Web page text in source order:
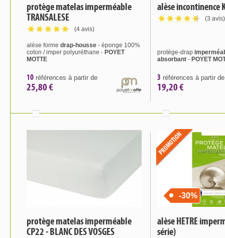
protège matelas imperméable
TRANSALESE
(4 avis)
alèse forme drap-housse - éponge 100%
coton / imper polyuréthane - POYET
MOTTE
10 références à partir de
25,80 €
alèse incontinence
(3 avis)
protège-drap
absorbant - POYET
3 références à partir de
19,20 €
protège matelas imperméable
CP22 - BLANC DES VOSGES
-30%
alèse HETRE
série)